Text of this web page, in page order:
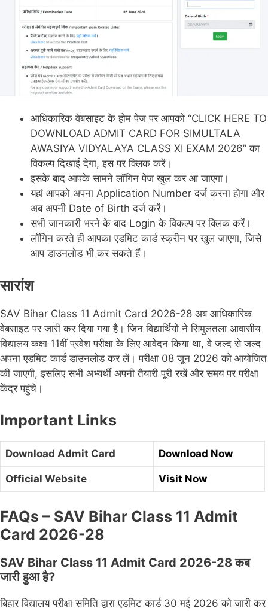
आधिकारिक वेबसाइट के होम पेज पर आपको “CLICK HERE TO
DOWNLOAD ADMIT CARD FOR SIMULTALA
AWASIYA VIDYALAYA CLASS XI EXAM 2026” का
विकल्प दिखाई देगा, इस पर क्लिक करें।
इसके बाद आपके सामने लॉगिन पेज खुल कर आ जाएगा।
यहां आपको अपना Application Number दर्ज करना होगा और
अब अपनी Date of Birth दर्ज करें।
सभी जानकारी भरने के बाद Login के विकल्प पर क्लिक करें।
लॉगिन करते ही आपका एडमिट कार्ड स्क्रीन पर खुल जाएगा, जिसे
आप डाउनलोड भी कर सकते हैं।
सारांश
SAV Bihar Class 11 Admit Card 2026-28 अब आधिकारिक
वेबसाइट पर जारी कर दिया गया है। जिन विद्यार्थियों ने सिमुलतला आवासीय
विद्यालय कक्षा 11वीं प्रवेश परीक्षा के लिए आवेदन किया था, वे जल्द से जल्द
अपना एडमिट कार्ड डाउनलोड कर लें। परीक्षा 08 जून 2026 को आयोजित
की जाएगी, इसलिए सभी अभ्यर्थी अपनी तैयारी पूरी रखें और समय पर परीक्षा
केंद्र पहुंचे।
Important Links
Download Admit Card Download Now
Official Website Visit Now
FAQs – SAV Bihar Class 11 Admit
Card 2026-28
SAV Bihar Class 11 Admit Card 2026-28 कब
जारी हुआ है?
बिहार विद्यालय परीक्षा समिति द्वारा एडमिट कार्ड 30 मई 2026 को जारी कर